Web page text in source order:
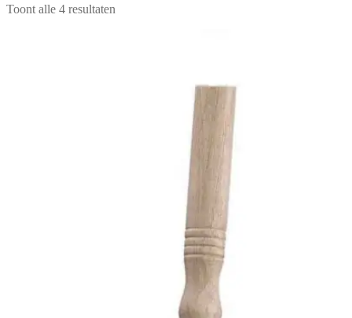
Toont alle 4 resultaten